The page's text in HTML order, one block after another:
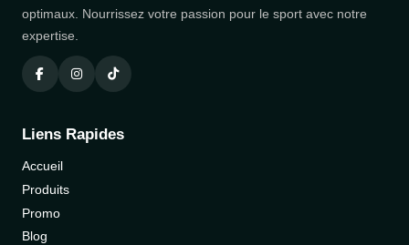
optimaux. Nourrissez votre passion pour le sport avec notre
expertise.
Liens Rapides
Accueil
Produits
Promo
Blog